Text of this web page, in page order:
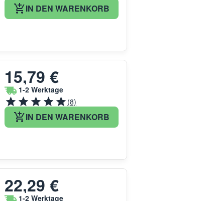
IN DEN WARENKORB
15,79 €
1-2 Werktage
(8)
IN DEN WARENKORB
22,29 €
1-2 Werktage